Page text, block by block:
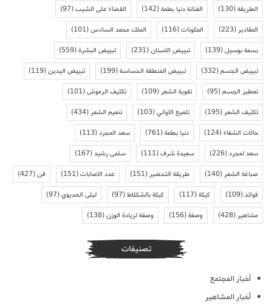
الطريقة(130) الفنانة دنيا بطمة(142) القضاء على الشيب(97)
المقادير(223) المكونات(116) الملك محمد السادس(101)
بسمة بوسيل(139) تبييض الاسنان(231) تبييض البشرة(559)
تبييض الجسم(332) تبييض المنطقة الحساسة(199) تبييض اليدين(119)
تعطير الجسم(95) تقوية الشعر(109) تكثيف الرموش(101)
تكثيف الشعر(195) تلميع الاواني(103) تنعيم الشعر(434)
حالات الشفاء(124) دنيا بطمة(761) سعد المجرد(113)
سعد لمجرد(226) سعيدة شرف(111) سلمى رشيد(167)
صباغة الشعر(140) طريقة التحضير(151) عدد الاصابات(151) فن(427)
فوائد(109) كيكة(117) كيكة بالشكلاط(97) ليلى الحديوي(97)
مشاهير(428) وصفة(156) وصفة لزيادة الوزن(138)
تصنيفات
أخبار المجتمع
أخبار المشاهير